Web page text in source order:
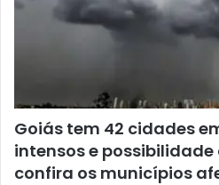
Goiás tem 42 cidades
intensos e
confira os municípios